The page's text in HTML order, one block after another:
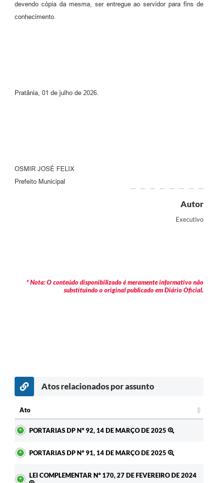
devendo cópia da mesma, ser entregue ao servidor para fins de
conhecimento.
Pratânia, 01 de julho de 2026.
OSMIR JOSÉ FELIX
Prefeito Municipal
Autor
Executivo
* Nota: O conteúdo disponibilizado é meramente informativo não
substituindo o original publicado em Diário Oficial.
Atos relacionados por assunto
Ato
PORTARIAS DP Nº 92, 14 DE MARÇO DE 2025
PORTARIAS DP Nº 91, 14 DE MARÇO DE 2025
LEI COMPLEMENTAR Nº 170, 27 DE FEVEREIRO DE 2024